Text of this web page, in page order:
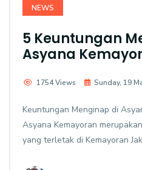
NEWS
5 Keuntungan
Asyana
1754 Views Sunday, 19
Keuntungan Menginap di
Asyana Kemayoran
yang terletak di Kemayoran